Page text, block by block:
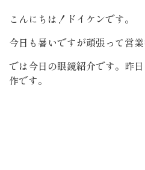
こんにちは！ドイケンです。
今日も暑いですが頑張って営
では今日の眼鏡紹介です。昨
作です。